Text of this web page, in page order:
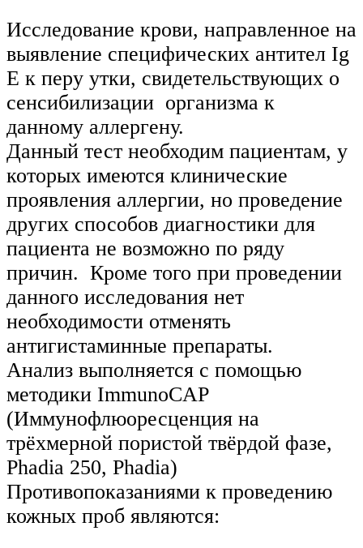
Исследование крови, направленное на
выявление специфических антител Ig
E к перу утки, свидетельствующих о
сенсибилизации организма к
данному аллергену.
Данный тест необходим пациентам, у
которых имеются клинические
проявления аллергии, но проведение
других способов диагностики для
пациента не возможно по ряду
причин. Кроме того при проведении
данного исследования нет
необходимости отменять
антигистаминные препараты.
Анализ выполняется с помощью
методики ImmunoCAP
(Иммунофлюоресценция на
трёхмерной пористой твёрдой фазе,
Phadia 250, Phadia)
Противопоказаниями к проведению
кожных проб являются: